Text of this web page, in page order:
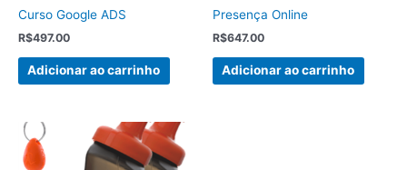
Curso Google ADS
R$497.00
Adicionar ao carrinho
Presença Online
R$647.00
Adicionar ao carrinho